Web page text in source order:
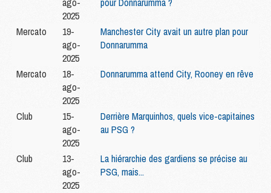
2025
Mercato
19-
ago-
2025
Manchester City avait un autre plan pour
Donnarumma
Mercato
18-
ago-
2025
Donnarumma attend City, Rooney en rêve
Club
15-
ago-
2025
Derrière Marquinhos, quels vice-capitaines
au PSG ?
Club
13-
ago-
2025
La hiérarchie des gardiens se précise au
PSG, mais...